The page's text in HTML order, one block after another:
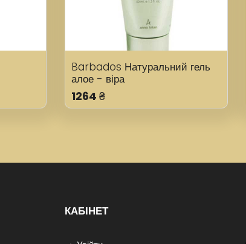
Barbados Натуральний гель
алое - віра
1264 ₴
КАБІНЕТ